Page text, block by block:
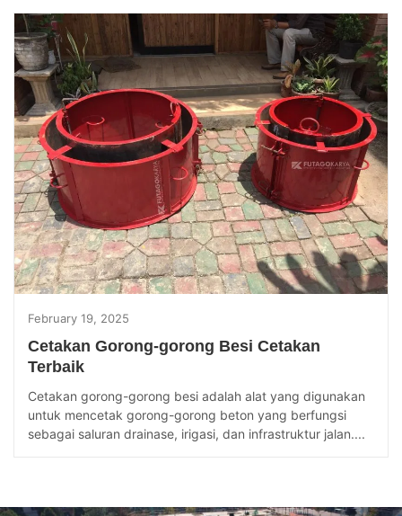
February 19, 2025
Cetakan Gorong-gorong Besi Cetakan
Terbaik
Cetakan gorong-gorong besi adalah alat yang digunakan
untuk mencetak gorong-gorong beton yang berfungsi
sebagai saluran drainase, irigasi, dan infrastruktur jalan....